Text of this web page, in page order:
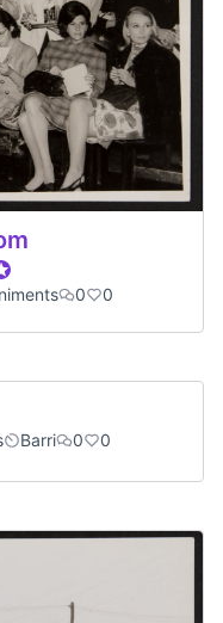
participant
0 0
Barri 0 0